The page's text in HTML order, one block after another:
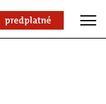
predplatné